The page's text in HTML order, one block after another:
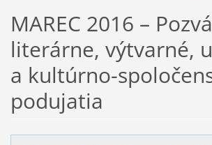
MAREC 2016 –
literárne, výtvarné,
a kultúrno-
podujatia